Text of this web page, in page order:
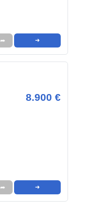
➦ ➜
8.900 €
➦ ➜